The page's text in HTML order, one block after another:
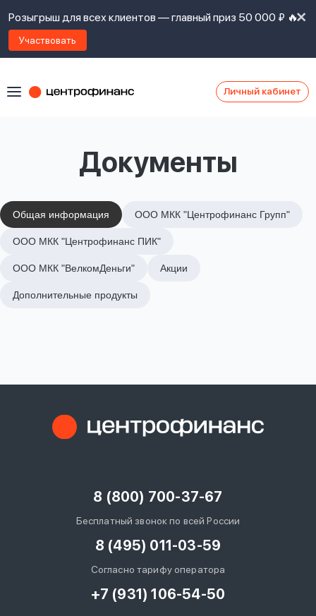
Розыгрыш для всех клиентов — главный приз 50 000 ₽ 🔥
Участвовать
Личный кабинет
Документы
Общая информация ООО МКК "Центрофинанс Групп"
ООО МКК "Центрофинанс ПИК"
ООО МКК "ВелкомДеньги" Акции
Дополнительные продукты
8 (800) 700-37-67
Бесплатный звонок по всей России
8 (495) 011-03-59
Согласно тарифу оператора
+7 (931) 106-54-50
Войти под другим номером
ознакомлен
предоставления
займов,
политикой
сайта,
согласие
обработку